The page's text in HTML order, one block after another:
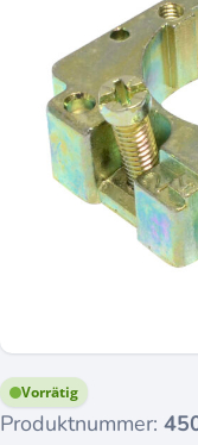
Produktnummer:
Vorrätig